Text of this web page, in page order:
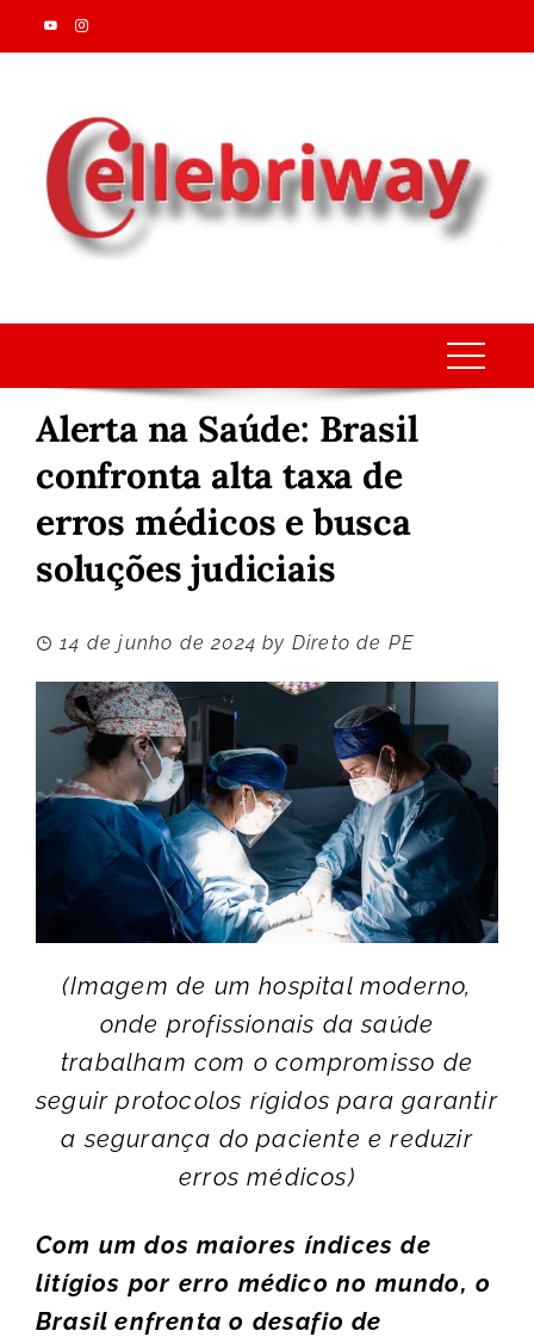
Skip
to
Alerta na Saúde: Brasil
confronta alta taxa de
erros médicos e busca
soluções judiciais
14 de junho de 2024 by Direto de PE
(Imagem de um hospital moderno,
onde profissionais da saúde
trabalham com o compromisso de
seguir protocolos rígidos para garantir
a segurança do paciente e reduzir
erros médicos)
Com um dos maiores índices de
litígios por erro médico no mundo, o
Brasil enfrenta o desafio de